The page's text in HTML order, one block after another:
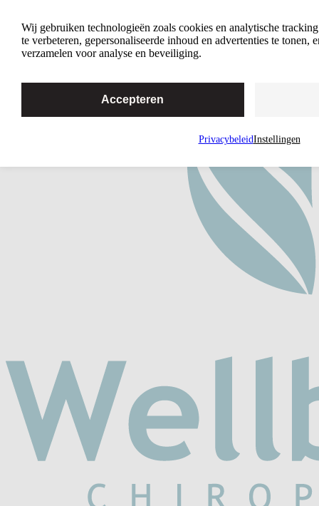
4 Redenen waarom intimiteit belangrijk
Wij gebruiken technologieën zoals cookies en analytische
te verbeteren, gepersonaliseerde inhoud en advertenties te tonen,
verzamelen voor analyse en beveiliging.
Accepteren
PrivacybeleidInstellingen